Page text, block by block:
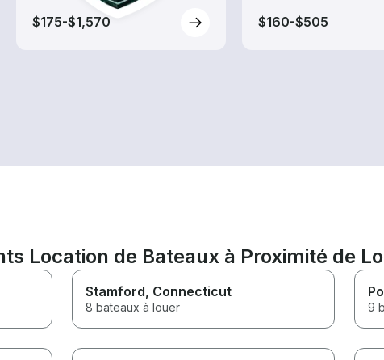
$175-$1,570 $160-$505
Location de Bateaux à Proximité de
Stamford, Connecticut
8 bateaux à louer 9